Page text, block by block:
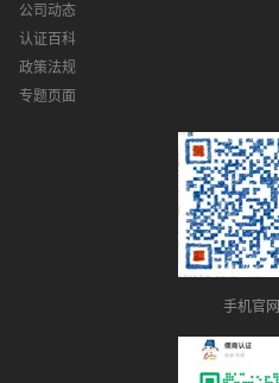
公司动态
认证百科
政策法规
专题页面
手机官网